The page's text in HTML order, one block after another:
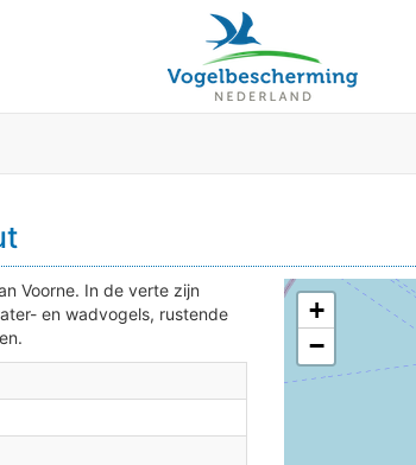
Voorne. In de verte zijn
en wadvogels, rustende
+
−